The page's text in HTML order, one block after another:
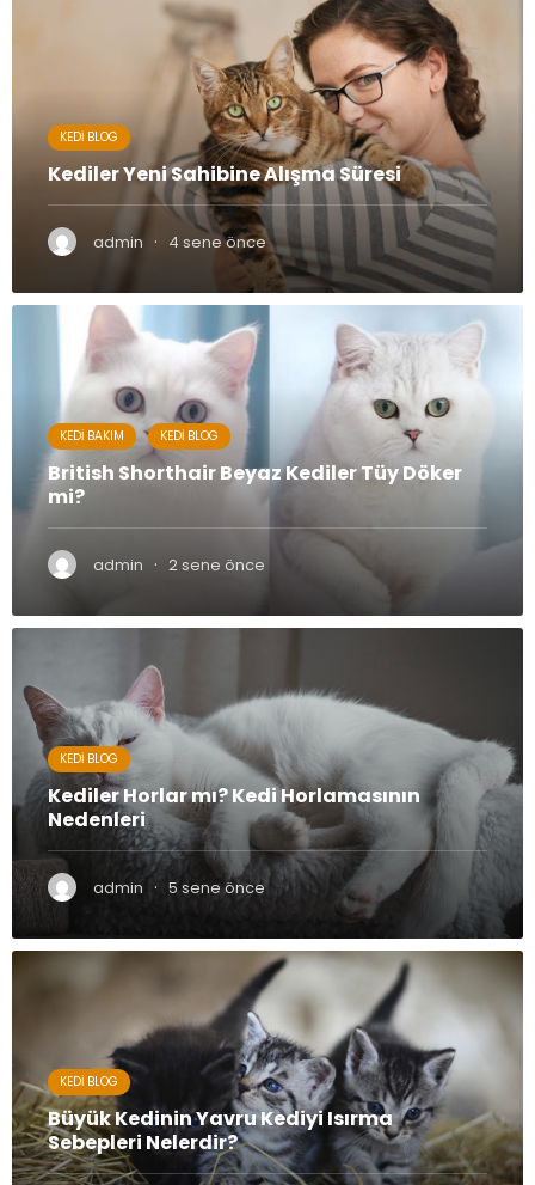
KEDI BLOG
Kediler Yeni Sahibine Alışma Süresi
admin · 4 sene önce
KEDI BAKIM KEDI BLOG
British Shorthair Beyaz Kediler Tüy Döker
mi?
admin · 2 sene önce
KEDI BLOG
Kediler Horlar mı? Kedi Horlamasının
Nedenleri
admin · 5 sene önce
KEDI BLOG
Büyük Kedinin Yavru Kediyi Isırma
Sebepleri Nelerdir?